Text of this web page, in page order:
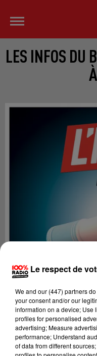
LES INFOS DU
Le respect de
We and our (447) partners
your consent and/or our
information on a device; Use
profiles for personalised
advertising; Measure
performance; Understand
of data from different